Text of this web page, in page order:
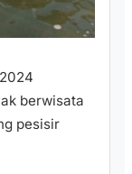
berwisata
pesisir